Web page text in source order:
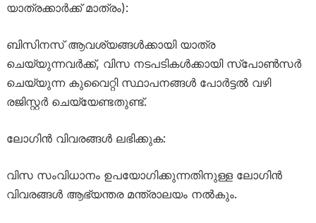
യാത്രക്കാർക്ക് മാത്രം):
ബിസിനസ് ആവശ്യങ്ങൾക്കായി യാത്ര
ചെയ്യുന്നവർക്ക്, വിസ നടപടികൾക്കായി സ്പോൺസർ
ചെയ്യുന്ന കുവൈറ്റി സ്ഥാപനങ്ങൾ പോർട്ടൽ വഴി
രജിസ്റ്റർ ചെയ്യേണ്ടതുണ്ട്.
ലോഗിൻ വിവരങ്ങൾ ലഭിക്കുക:
വിസ സംവിധാനം ഉപയോഗിക്കുന്നതിനുള്ള ലോഗിൻ
വിവരങ്ങൾ ആഭ്യന്തര മന്ത്രാലയം നൽകും.